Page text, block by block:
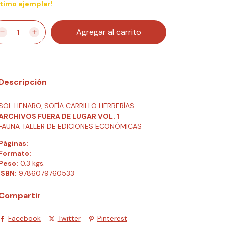
ejemplar!
HENARO, SOFÍA CARRILLO HERRERÍAS
FUERA DE LUGAR VOL. 1
TALLER DE EDICIONES ECONÓMICAS
0.3 kgs.
9786079760533
Facebook Twitter Pinterest